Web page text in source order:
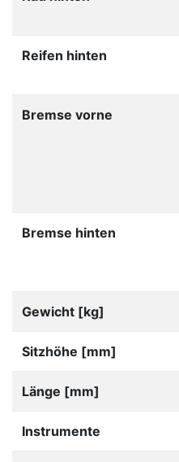
Reifen hinten
Bremse vorne
Bremse hinten
Gewicht [kg]
Sitzhöhe [mm]
Länge [mm]
Instrumente